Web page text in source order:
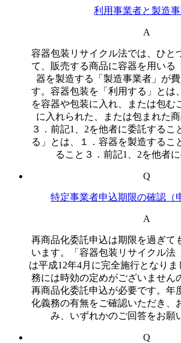
利用事業者と製造
A
容器包装リサイクル法では、ひと
て、販売する商品に容器を用いる
器を製造する「製造事業者」が
す。容器包装を「利用する」とは
を容器や包装に入れ、または包む
に入れられた、または包まれた
３．前記1、2を他者に委託するこ
る」とは、１．容器を製造するこ
ること３．前記1、2を他者
Q
特定事業者申込期限の確認（
A
再商品化委託申込は期限を過ぎて
います。「容器包装リサイクル法
は平成12年4月に完全施行となり
務には時効の定めがございません
再商品化委託申込が必要です。年
化義務の有無をご確認いただき、
み、いずれかのご回答をお願
Q